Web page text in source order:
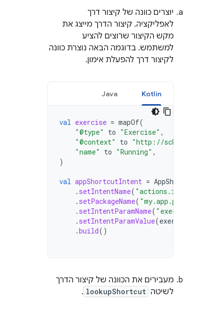
יוצרים כוונה של קיצור דרך
לאפליקציה. קיצור הדרך מייצג את
מקש הקיצור שרוצים להציע
למשתמש. בדוגמה הבאה נוצרת כוונה
לקיצור דרך להפעלת אימון.
Kotlin
Java
val exercise = mapOf(
"@type"
to "Exercise" ,
"@context"
to "http://
"name"
to "Running" ,
)
val appShortcutIntent = AppShortcutIntent
. setIntentName(
. setPackageName( "my.app.package"
. setIntentParamName( "exercise"
. setIntentParamValue(exercise
.build()
מעבירים את הכוונה של קיצור הדרך
לשיטה lookupShortcut
.